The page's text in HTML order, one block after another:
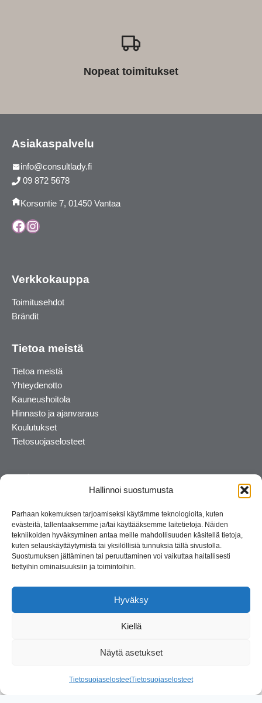
Hallinnoi suostumusta
Parhaan kokemuksen tarjoamiseksi käytämme teknologioita, kuten
evästeitä, tallentaaksemme ja/tai käyttääksemme laitetietoja. Näiden
tekniikoiden hyväksyminen antaa meille mahdollisuuden käsitellä tietoja,
kuten selauskäyttäytymistä tai yksilöllisiä tunnuksia tällä sivustolla.
Suostumuksen jättäminen tai peruuttaminen voi vaikuttaa haitallisesti
tiettyihin ominaisuuksiin ja toimintoihin.
Hyväksy
Kiellä
Näytä asetukset
TietosuojaselosteetTietosuojaselosteet
Nopeat toimitukset
Asiakaspalvelu
info@consultlady.fi
09 872 5678
Korsontie 7, 01450 Vantaa
Facebook
Instagram
Verkkokauppa
Toimitusehdot
Brändit
Tietoa meistä
Tietoa meistä
Yhteydenotto
Kauneushoitola
Hinnasto ja ajanvaraus
Koulutukset
Tietosuojaselosteet
perheyritys yli 35 vuotta.
© 2026 Consult Lady